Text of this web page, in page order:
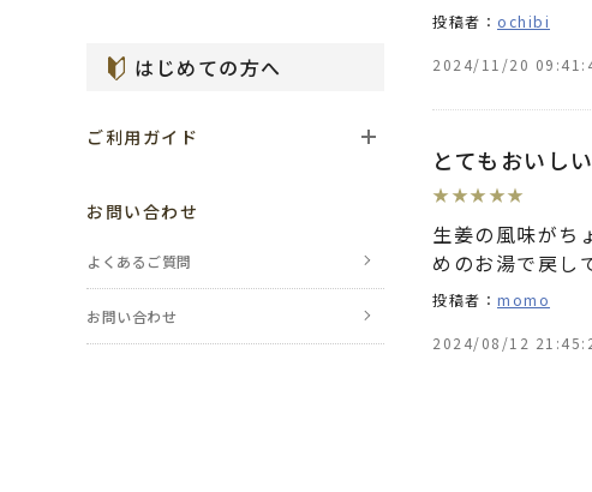
投稿者： ochibi
2024/11/20
とてもおいしい
★ ★★ ★★
生姜の風味がち
めのお湯で戻し
投稿者： momo
2024/08/12
はじめての方へ
ご利用ガイド
お問い合わせ
よくあるご質問
お問い合わせ